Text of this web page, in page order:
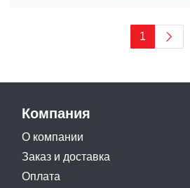
1
Компания
О компании
Заказ и доставка
Оплата